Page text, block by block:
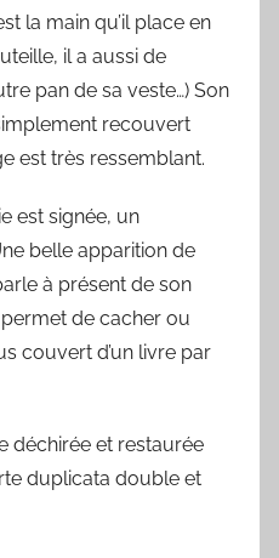
la main qu’il place en
il a aussi de
pan de sa veste…) Son
recouvert
est très ressemblant.
signée, un
belle apparition de
à présent de son
de cacher ou
couvert d’un livre par
et restaurée
duplicata double et